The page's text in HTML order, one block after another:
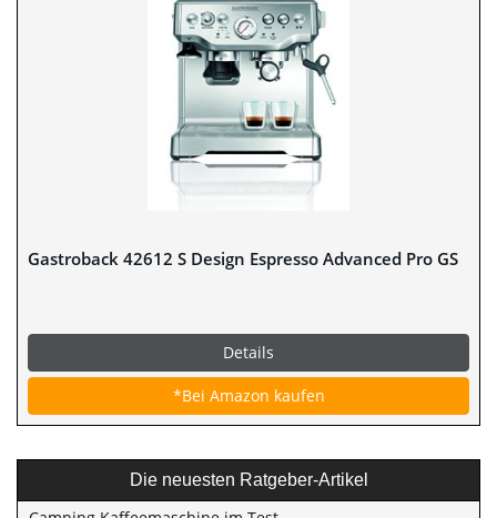
Gastroback 42612 S Design Espresso Advanced Pro GS
Details
*Bei Amazon kaufen
Die neuesten Ratgeber-Artikel